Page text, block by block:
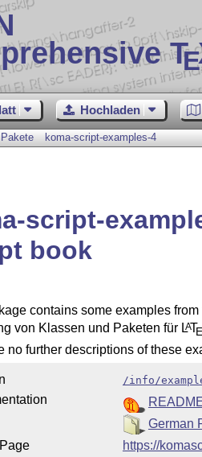
TE
Hochladen
Pakete koma-script-examples-4
script-
book
contains some examples from
von Klassen und Paketen für LAT
no further descriptions of these
/info/
German
https://